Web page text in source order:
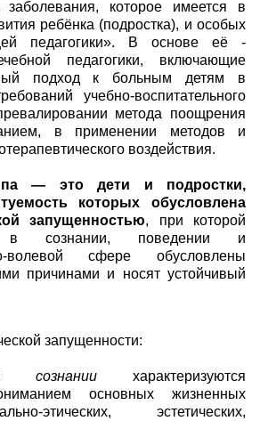
заболевания, которое имеется в
ребёнка (подростка), и особых
педагогики». В основе её -
педагогики, включающие
подход к больным детям в
учебно-воспитательного
метода поощрения
в применении методов и
воздействия.
— это дети и подростки,
которых обусловлена
запущенностью, при которой
в сознании, поведении и
волевой сфере обусловлены
причинами и носят устойчивый
запущенности:
сознаниихарактеризуются
основных жизненных
этических, эстетических,